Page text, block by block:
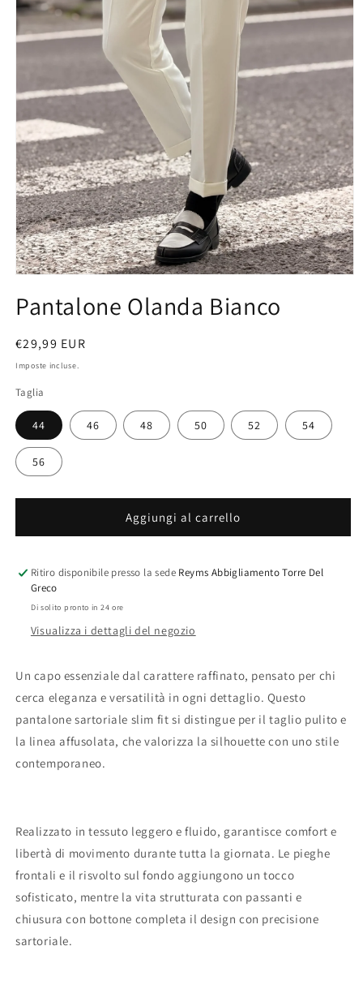
multimediali
1
finestra
modale
Pantalone Olanda Bianco
Prezzo
di
€29,99 EUR
Imposte incluse.
Taglia
44 46 48 50 52 54
56
Aggiungi al carrello
Ritiro disponibile presso la sede Reyms Abbigliamento Torre Del
Greco
Di solito pronto in 24 ore
Visualizza i dettagli del negozio
Un capo essenziale dal carattere raffinato, pensato per chi
cerca eleganza e versatilità in ogni dettaglio. Questo
pantalone sartoriale slim fit si distingue per il taglio pulito e
la linea affusolata, che valorizza la silhouette con uno stile
contemporaneo.
Realizzato in tessuto leggero e fluido, garantisce comfort e
libertà di movimento durante tutta la giornata. Le pieghe
frontali e il risvolto sul fondo aggiungono un tocco
sofisticato, mentre la vita strutturata con passanti e
chiusura con bottone completa il design con precisione
sartoriale.